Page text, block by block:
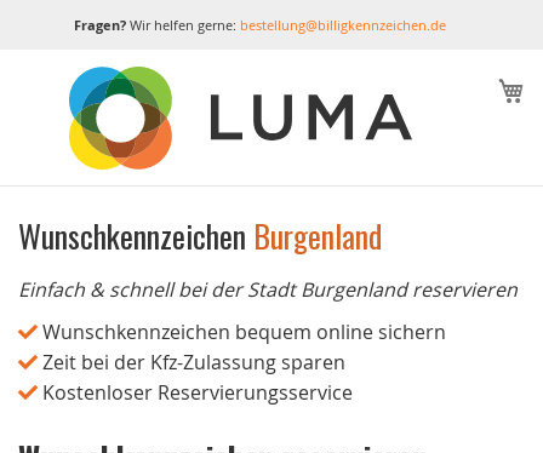
Fragen?Wir helfen gerne: bestellung@billigkennzeichen.de
Wunschkennzeichen Burgenland
Einfach & schnell bei der Stadt Burgenland reservieren
Wunschkennzeichen bequem online sichern
Zeit bei der Kfz-Zulassung sparen
Kostenloser Reservierungsservice